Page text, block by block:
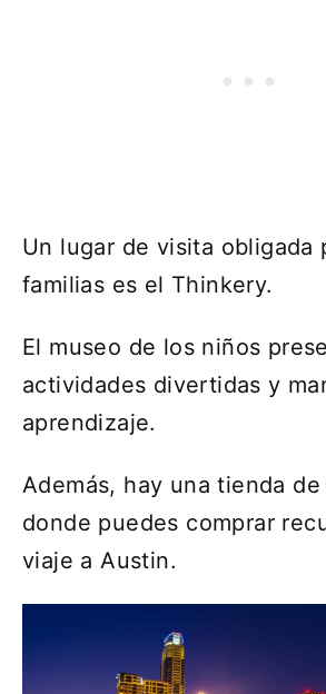
Un lugar de visita obligada
familias es el Thinkery.
El museo de los niños
actividades divertidas y
aprendizaje.
Además, hay una tienda
donde puedes comprar
viaje a Austin.